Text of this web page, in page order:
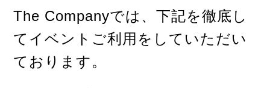
The Companyでは、下記を徹底し
てイベントご利用をしていただい
ております。